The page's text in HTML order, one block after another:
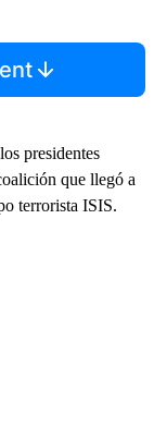
presidentes
que llegó a
terrorista ISIS.